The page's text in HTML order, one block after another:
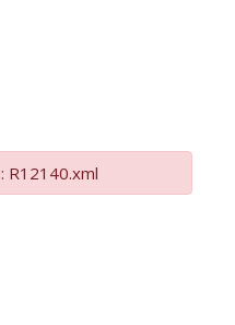
R12140.xml